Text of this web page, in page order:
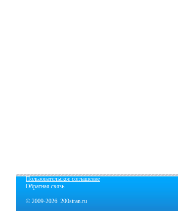
Пользовательское соглашение
Обратная связь
© 2009-2026 200stran.ru